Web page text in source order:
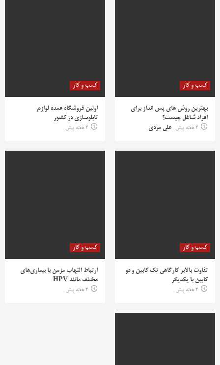
کسب و کار
بهترین روش‌ های پس‌ انداز برای
افراد شاغل چیست؟
2 هفته پیش
علی مردی
کسب و کار
اولین فروشگاه عمده لوازم
تابلوسازی در کشور
2 هفته پیش
کسب و کار
تفاوت بالابر کارگاهی تک کابین و دو
کابین با یکدیگر
2 هفته پیش
کسب و کار
ارتباط التهاب مزمن با بیماری‌های
مختلف مانند HPV
2 هفته پیش